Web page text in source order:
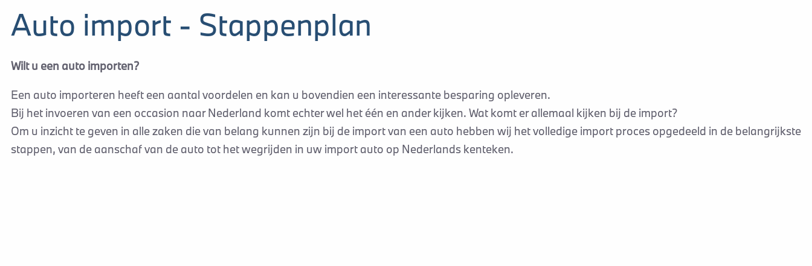
Auto import - Stappenplan
Wilt u een auto importen?
Een auto importeren heeft een aantal voordelen en kan u bovendien een interessante besparing opleveren.
Bij het invoeren van een occasion naar Nederland komt echter wel het één en ander kijken. Wat komt er allemaal kijken bij de import?
Om u inzicht te geven in alle zaken die van belang kunnen zijn bij de import van een auto hebben wij het volledige import proces opgedeeld in de belangrijkste
stappen, van de aanschaf van de auto tot het wegrijden in uw import auto op Nederlands kenteken.